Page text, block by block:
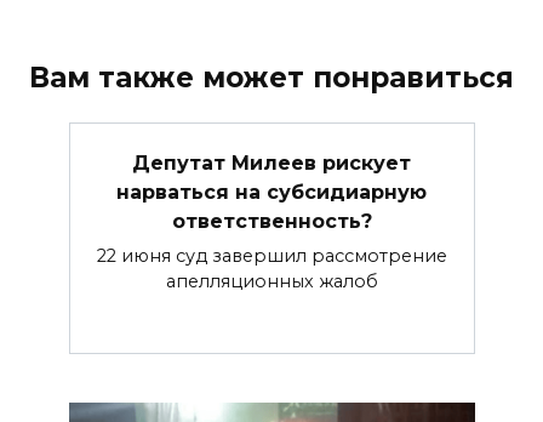
Вам также может понравиться
Депутат Милеев рискует
нарваться на субсидиарную
ответственность?
22 июня суд завершил рассмотрение
апелляционных жалоб